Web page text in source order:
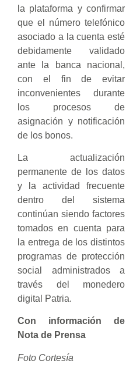
la plataforma y confirmar
que el número telefónico
asociado a la cuenta esté
debidamente validado
ante la banca nacional,
con el fin de evitar
inconvenientes durante
los procesos de
asignación y notificación
de los bonos.
La actualización
permanente de los datos
y la actividad frecuente
dentro del sistema
continúan siendo factores
tomados en cuenta para
la entrega de los distintos
programas de protección
social administrados a
través del monedero
digital Patria.
Con información de
Nota de Prensa
Foto Cortesía